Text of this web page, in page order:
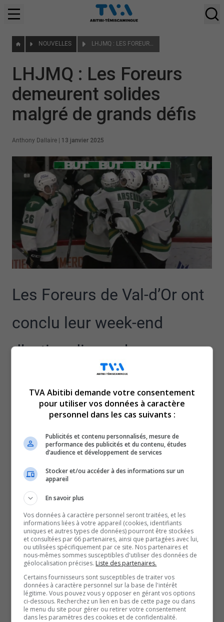
NOUVELLES LHJMQ : LES FOREURS DEMEURENT SOLIDES MALGRÉ DE GRANDS DÉFIS
LHJMQ : Les Foreurs
demeurent solides
malgré de grands défis
Anthony Dallaire 13 janvier 2025
Les Foreurs de Val-d’Or ont
conclu leur week-end
d’action dimanche avec une
défaite de 5 à 2 contre les
puissants Wildcats de
Moncton.
Malgré le pointage, le vert et Or a offert une solide
performance et ont tenu en haleine Moncton toute la
rencontre.
Rappelons que 15 positions séparent les deux équipes
au classement général.
Les Foreurs concluent tout de même leur week-end avec
2 points sur une possibilité de 4.
En effet, dans un match, toujours à domicile, ces
derniers s’étaient imposés 4 à 3 la veille contre les
Olympiques de Gatineau.
Dans la victoire, Philippe Veilleux et Evan Dépatie se
sont mérité la première et la deuxième étoile de la partie,
TVA Abitibi demande votre consentement
pour utiliser vos données à caractère
personnel dans les cas suivants :
Publicités et contenu personnalisés, mesure de
performance des publicités et du contenu, études
d’audience et développement de services
Stocker et/ou accéder à des informations sur un
appareil
En savoir plus
Vos données à caractère personnel seront traitées, et les
informations liées à votre appareil (cookies, identifiants
uniques et autres types de données) pourront être stockées
et consultées par 66 partenaires, ainsi que partagées avec lui,
ou utilisées spécifiquement par ce site. Nos partenaires et
nous-mêmes sommes susceptibles d'utiliser des données de
géolocalisation précises. Liste des partenaires.
Certains fournisseurs sont susceptibles de traiter vos
données à caractère personnel sur la base de l'intérêt
légitime. Vous pouvez vous y opposer en gérant vos options
ci-dessous. Recherchez un lien en bas de cette page ou dans
le menu du site pour gérer ou retirer votre consentement
dans les paramètres des cookies et de confidentialité.